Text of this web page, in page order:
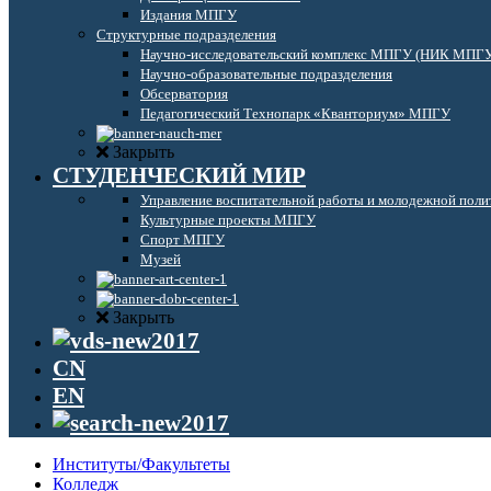
Издания МПГУ
Структурные подразделения
Научно-исследовательский комплекс МПГУ (НИК
Научно-образовательные подразделения
Обсерватория
Педагогический Технопарк «Кванториум» МПГУ
Закрыть
СТУДЕНЧЕСКИЙ МИР
Управление воспитательной работы и молодежной
Культурные проекты МПГУ
Спорт МПГУ
Музей
Закрыть
CN
EN
Институты/Факультеты
Колледж